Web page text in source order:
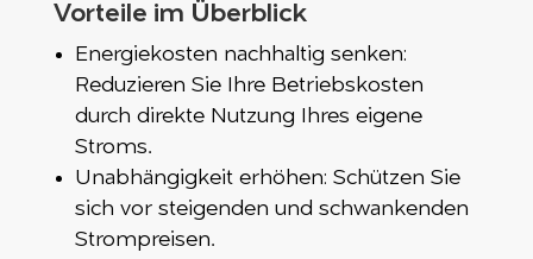
Vorteile im Überblick
Energiekosten nachhaltig senken:
Reduzieren Sie Ihre Betriebskosten
durch direkte Nutzung Ihres eigene
Stroms.
Unabhängigkeit erhöhen: Schützen Sie
sich vor steigenden und schwankenden
Strompreisen.